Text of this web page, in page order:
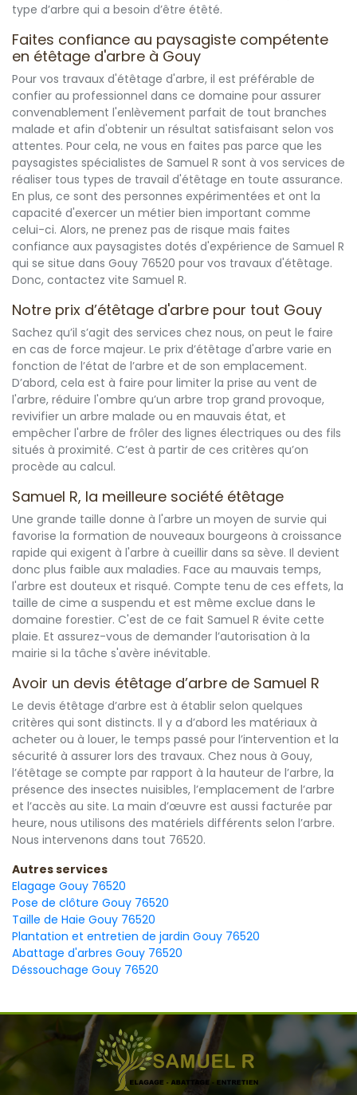
type d’arbre qui a besoin d’être étêté.
Faites confiance au paysagiste compétente
en étêtage d'arbre à Gouy
Pour vos travaux d'étêtage d'arbre, il est préférable de
confier au professionnel dans ce domaine pour assurer
convenablement l'enlèvement parfait de tout branches
malade et afin d'obtenir un résultat satisfaisant selon vos
attentes. Pour cela, ne vous en faites pas parce que les
paysagistes spécialistes de Samuel R sont à vos services de
réaliser tous types de travail d'étêtage en toute assurance.
En plus, ce sont des personnes expérimentées et ont la
capacité d'exercer un métier bien important comme
celui-ci. Alors, ne prenez pas de risque mais faites
confiance aux paysagistes dotés d'expérience de Samuel R
qui se situe dans Gouy 76520 pour vos travaux d'étêtage.
Donc, contactez vite Samuel R.
Notre prix d’étêtage d'arbre pour tout Gouy
Sachez qu’il s’agit des services chez nous, on peut le faire
en cas de force majeur. Le prix d’étêtage d'arbre varie en
fonction de l’état de l’arbre et de son emplacement.
D’abord, cela est à faire pour limiter la prise au vent de
l'arbre, réduire l'ombre qu’un arbre trop grand provoque,
revivifier un arbre malade ou en mauvais état, et
empêcher l'arbre de frôler des lignes électriques ou des fils
situés à proximité. C’est à partir de ces critères qu’on
procède au calcul.
Samuel R, la meilleure société étêtage
Une grande taille donne à l'arbre un moyen de survie qui
favorise la formation de nouveaux bourgeons à croissance
rapide qui exigent à l'arbre à cueillir dans sa sève. Il devient
donc plus faible aux maladies. Face au mauvais temps,
l'arbre est douteux et risqué. Compte tenu de ces effets, la
taille de cime a suspendu et est même exclue dans le
domaine forestier. C'est de ce fait Samuel R évite cette
plaie. Et assurez-vous de demander l’autorisation à la
mairie si la tâche s'avère inévitable.
Avoir un devis étêtage d’arbre de Samuel R
Le devis étêtage d’arbre est à établir selon quelques
critères qui sont distincts. Il y a d’abord les matériaux à
acheter ou à louer, le temps passé pour l’intervention et la
sécurité à assurer lors des travaux. Chez nous à Gouy,
l’étêtage se compte par rapport à la hauteur de l’arbre, la
présence des insectes nuisibles, l’emplacement de l’arbre
et l’accès au site. La main d’œuvre est aussi facturée par
heure, nous utilisons des matériels différents selon l’arbre.
Nous intervenons dans tout 76520.
Autres services
Elagage Gouy 76520
Pose de clôture Gouy 76520
Taille de Haie Gouy 76520
Plantation et entretien de jardin Gouy 76520
Abattage d'arbres Gouy 76520
Déssouchage Gouy 76520